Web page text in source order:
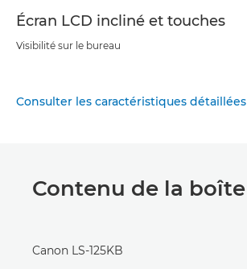
Écran LCD incliné et touches
Visibilité sur le bureau
Consulter les caractéristiques détaillées
Contenu de la boîte
Canon LS-125KB